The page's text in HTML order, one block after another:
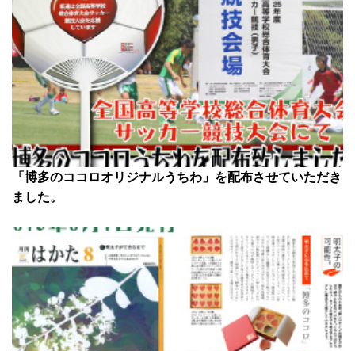
「博多のココロオリジナルうちわ」を配布させていただき
ました。